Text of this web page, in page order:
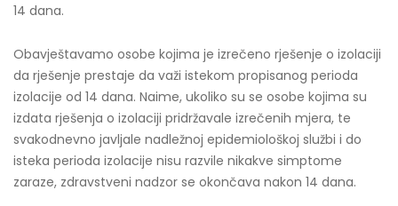
14 dana.
Obavještavamo osobe kojima je izrečeno rješenje o izolaciji
da rješenje prestaje da važi istekom propisanog perioda
izolacije od 14 dana. Naime, ukoliko su se osobe kojima su
izdata rješenja o izolaciji pridržavale izrečenih mjera, te
svakodnevno javljale nadležnoj epidemiološkoj službi i do
isteka perioda izolacije nisu razvile nikakve simptome
zaraze, zdravstveni nadzor se okončava nakon 14 dana.